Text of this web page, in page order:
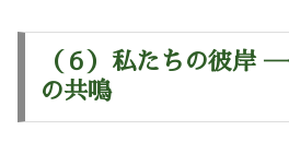
（６）私たちの彼岸
の共鳴